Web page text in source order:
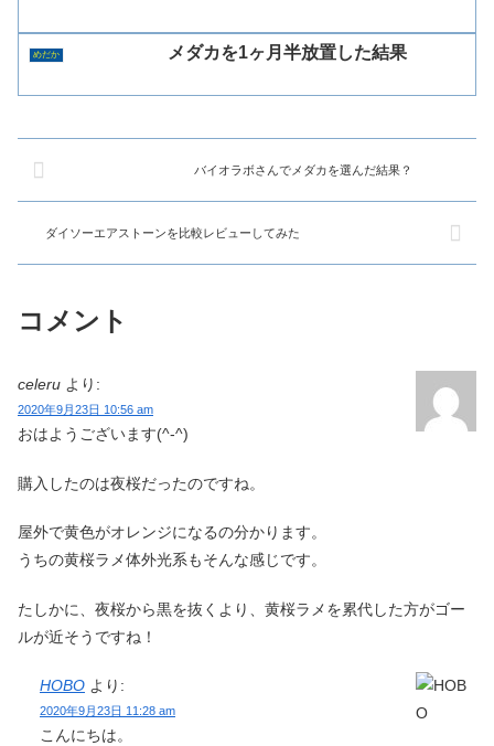
めだか メダカを1ヶ月半放置した結果
バイオラボさんでメダカを選んだ結果？
ダイソーエアストーンを比較レビューしてみた
コメント
celeru より:
2020年9月23日 10:56 am
おはようございます(^-^)
購入したのは夜桜だったのですね。
屋外で黄色がオレンジになるの分かります。
うちの黄桜ラメ体外光系もそんな感じです。
たしかに、夜桜から黒を抜くより、黄桜ラメを累代した方がゴー
ルが近そうですね！
HOBO より:
2020年9月23日 11:28 am
こんにちは。